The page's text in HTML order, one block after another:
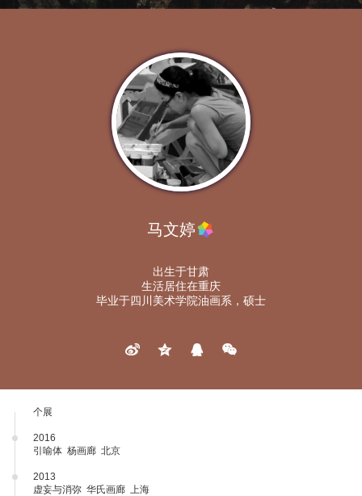
马文婷
出生于甘肃
生活居住在重庆
毕业于四川美术学院油画系，硕士
个展
2016
引喻体 杨画廊 北京
2013
虚妄与消弥 华氏画廊 上海